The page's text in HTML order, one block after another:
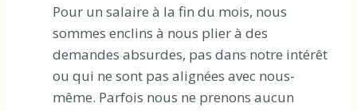
Pour un salaire à la fin du mois, nous
sommes enclins à nous plier à des
demandes absurdes, pas dans notre intérêt
ou qui ne sont pas alignées avec nous-
même. Parfois nous ne prenons aucun